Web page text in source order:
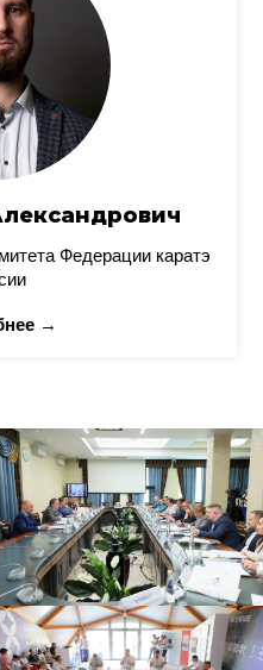
Федерации каратэ
→